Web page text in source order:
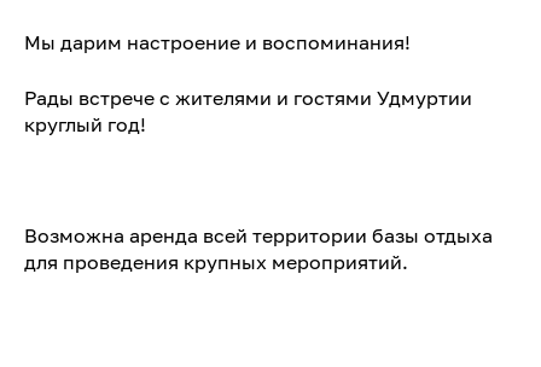
Мы дарим настроение и воспоминания!
Рады встрече с жителями и гостями Удмуртии
круглый год!
Возможна аренда всей территории базы отдыха
для проведения крупных мероприятий.